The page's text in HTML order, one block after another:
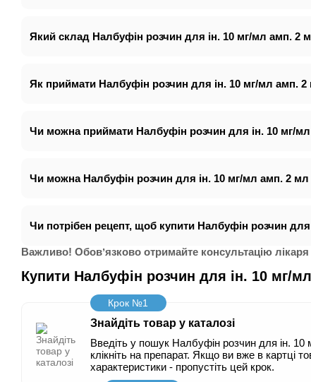
Який склад Налбуфін розчин для ін. 10 мг/мл амп. 2
Як приймати Налбуфін розчин для ін. 10 мг/мл амп.
Чи можна приймати Налбуфін розчин для ін. 10 мг/
Чи можна Налбуфін розчин для ін. 10 мг/мл амп. 2
Чи потрібен рецепт, щоб купити Налбуфін розчин
Важливо! Обовʼязково отримайте консультацію
Купити Налбуфін розчин для ін. 10 мг/
Крок №1
Знайдіть товар у каталозі
Введіть у пошук Налбуфін розчин для ін.
клікніть на препарат. Якщо ви вже в картці
характеристики - пропустіть цей крок.